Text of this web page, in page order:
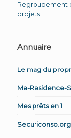
Regroupement
projets
Annuaire
Le mag du
Ma-Residence-
Mes prêts en 1
Securiconso.org